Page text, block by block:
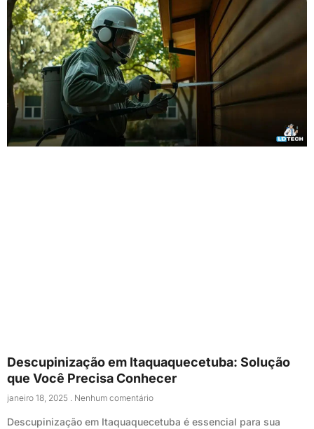
Descupinização em Itaquaquecetuba: Solução
que Você Precisa Conhecer
janeiro 18, 2025 Nenhum comentário
Descupinização em Itaquaquecetuba é essencial para sua